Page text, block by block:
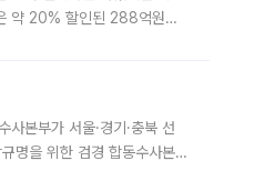
약 20% 할인된 288억원에
본부가 서울·경기·충북 선
명을 위한 검경 합동수사본